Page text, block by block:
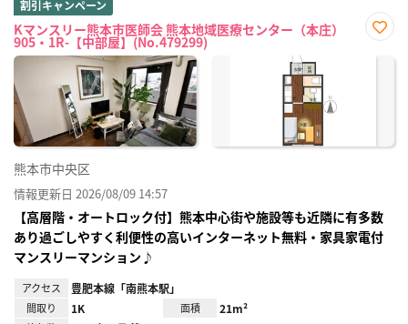
割引キャンペーン
Kマンスリー熊本市医師会 熊本地域医療センター（本庄）
905・1R-【中部屋】(No.479299)
に入
熊本市中央区
情報更新日 2026/08/09 14:57
【高層階・オートロック付】熊本中心街や施設等も近隣に有多数
あり過ごしやすく利便性の高いインターネット無料・家具家電付
マンスリーマンション♪
アクセス 豊肥本線「南熊本駅」
間取り 1K 面積 21m²